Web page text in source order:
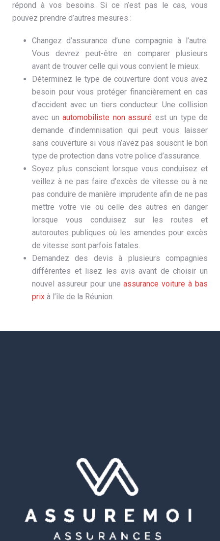
répond à vos besoins. Si ce n’est pas le cas, vous
pouvez prendre d’autres mesures :
Changez d’assurance d’une compagnie à l’autre.
Vous devrez peut-être en comparer plusieurs
avant de trouver celle qui vous convient le mieux.
Déterminez le type de couverture dont vous avez
besoin pour vous protéger financièrement en cas
d’accident avec un tiers conducteur. Une collision
avec un automobiliste non assuré est un type de
demande d’indemnisation qui peut vous laisser
sans couverture si vous n’avez pas souscrit le bon
type de protection dans votre police d’assurance.
Soyez plus conscient lorsque vous conduisez et
veillez à ne pas faire d’excès de vitesse ou à ne
pas conduire de manière imprudente afin de ne pas
mettre votre vie ou celle des autres en danger
lorsque vous conduisez sur les routes et
autoroutes publiques où les amendes pour excès
de vitesse sont parfois fatales.
Demandez des devis à plusieurs compagnies
différentes et lisez les avis avant de choisir un
nouvel assureur pour uneassurance voiture à bas
prix à l’île de la Réunion.